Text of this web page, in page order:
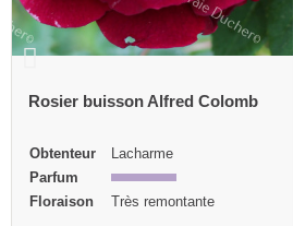
Rosier buisson Alfred Colomb
Obtenteur
Lacharme
Parfum
Floraison
Très remontante